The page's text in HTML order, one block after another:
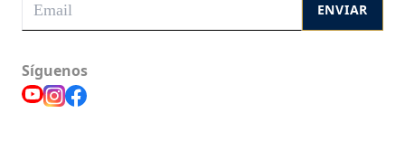
ENVIAR
Síguenos